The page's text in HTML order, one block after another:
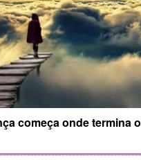
começa onde termina o